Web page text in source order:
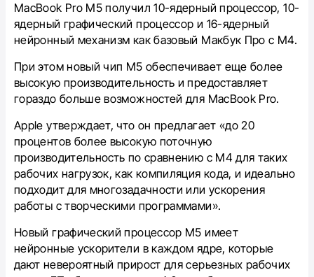
MacBook Pro M5 получил 10-ядерный процессор, 10-
ядерный графический процессор и 16-ядерный
нейронный механизм как базовый Макбук Про с M4.
При этом новый чип M5 обеспечивает еще более
высокую производительность и предоставляет
гораздо больше возможностей для MacBook Pro.
Apple утверждает, что он предлагает «до 20
процентов более высокую поточную
производительность по сравнению с M4 для таких
рабочих нагрузок, как компиляция кода, и идеально
подходит для многозадачности или ускорения
работы с творческими программами».
Новый графический процессор M5 имеет
нейронные ускорители в каждом ядре, которые
дают невероятный прирост для серьезных рабочих